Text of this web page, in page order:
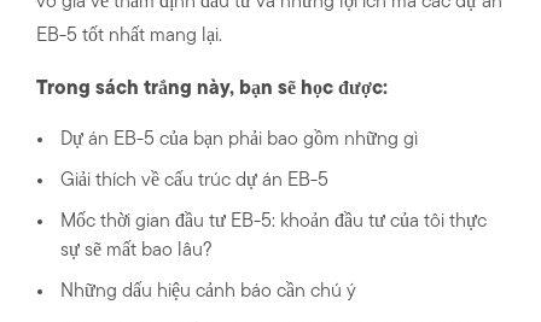
EB-5 tốt nhất mang lại.
Trong sách trắng này, bạn sẽ học được:
Dự án EB-5 của bạn phải bao gồm những gì
Giải thích về cấu trúc dự án EB-5
Mốc thời gian đầu tư EB-5: khoản đầu tư của tôi thực
sự sẽ mất bao lâu?
Những dấu hiệu cảnh báo cần chú ý